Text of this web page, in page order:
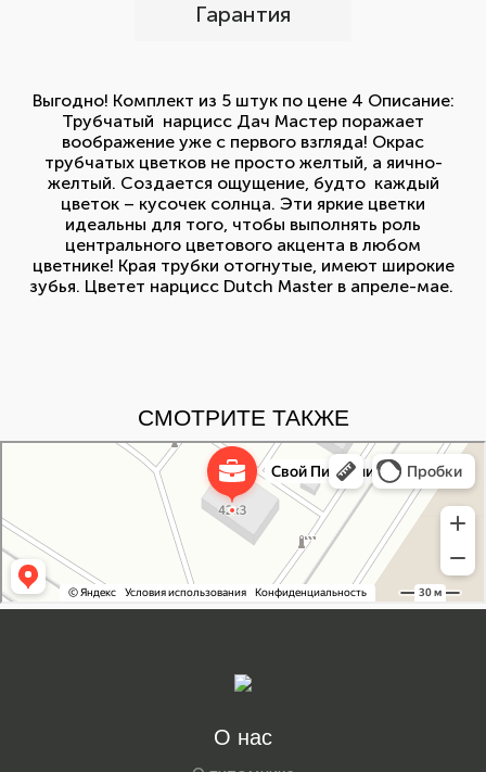
Гарантия
Выгодно! Комплект из 5 штук по цене 4 Описание:
Трубчатый нарцисс Дач Мастер поражает
воображение уже с первого взгляда! Окрас
трубчатых цветков не просто желтый, а яично-
желтый. Создается ощущение, будто каждый
цветок – кусочек солнца. Эти яркие цветки
идеальны для того, чтобы выполнять роль
центрального цветового акцента в любом
цветнике! Края трубки отогнутые, имеют широкие
зубья. Цветет нарцисс Dutch Master в апреле-мае.
СМОТРИТЕ ТАКЖЕ
Питомник растений в Москве
Садовый центр в Москве
О нас